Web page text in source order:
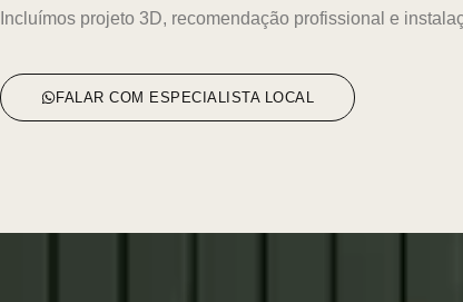
Incluímos projeto 3D, recomendação profissional e
FALAR COM ESPECIALISTA LOCAL